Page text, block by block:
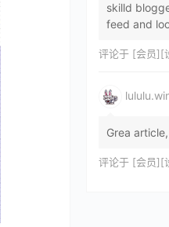
skilld
feed and
评论于 [会员][设定集]
Grea
评论于 [会员][设定集]苍